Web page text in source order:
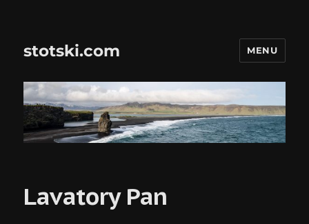
stotski.com MENU
Lavatory Pan